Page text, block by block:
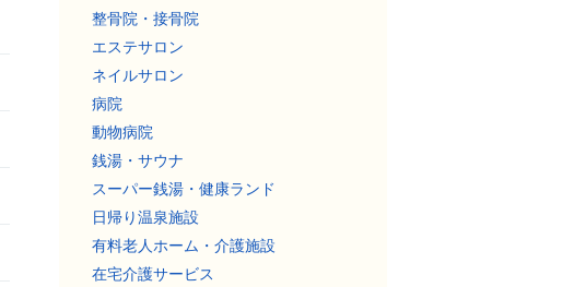
整骨院・接骨院
エステサロン
ネイルサロン
病院
動物病院
銭湯・サウナ
スーパー銭湯・健康ランド
日帰り温泉施設
有料老人ホーム・介護施設
在宅介護サービス